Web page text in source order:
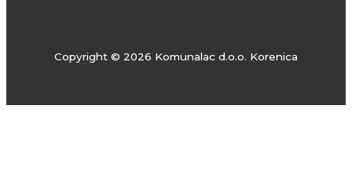
Copyright © 2026 Komunalac d.o.o. Korenica